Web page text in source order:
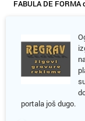
FABULA DE FORMA
portala još dugo.